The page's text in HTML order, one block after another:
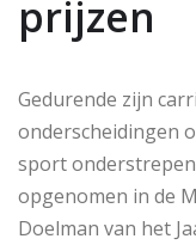
prijzen
Gedurende zijn
onderscheidingen
sport
opgenomen in de
Doelman van het